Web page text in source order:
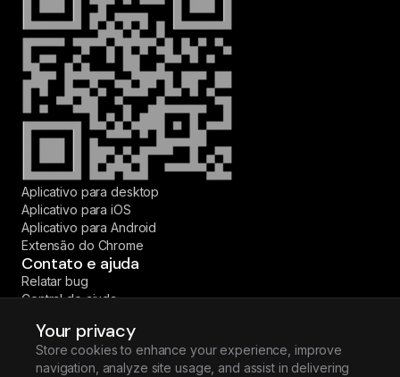
Your privacy
Store cookies to enhance your experience, improve
navigation, analyze site usage, and assist in delivering
Aplicativo para desktop
Aplicativo para iOS
Aplicativo para Android
Extensão do Chrome
Contato e ajuda
Relatar bug
Central de ajuda
© 2026 Fireflies.ai Corp. Todos os direitos reservados.
English · Español · Deutsch · Français · Português (BR)